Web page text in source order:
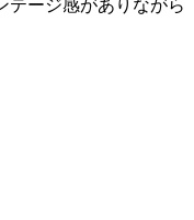
テージ感がありながら